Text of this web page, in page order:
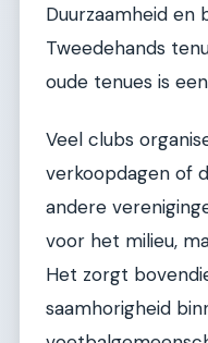
Duurzaamheid en
Tweedehands
oude tenues is
Veel clubs
verkoopdagen of
andere
voor het milieu,
Het zorgt
saamhorigheid